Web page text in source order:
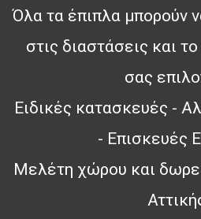
Όλα τα έπιπλα μπορούν
στις διαστάσεις και
σας
Ειδικές κατασκευές -
- Επισκευές
Μελέτη χώρου και